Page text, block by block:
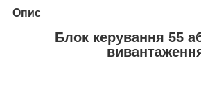
Опис
Блок керування 55